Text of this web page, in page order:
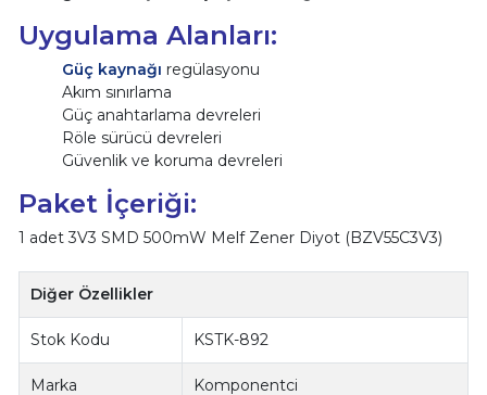
Uygulama Alanları:
Güç kaynağı regülasyonu
Akım sınırlama
Güç anahtarlama devreleri
Röle sürücü devreleri
Güvenlik ve koruma devreleri
Paket İçeriği:
1 adet 3V3 SMD 500mW Melf Zener Diyot (BZV55C3V3)
Diğer Özellikler
Stok Kodu KSTK-892
Marka Komponentci